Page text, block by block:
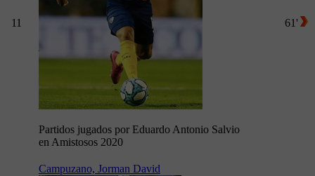
11
Partidos jugados por Eduardo Antonio Salvio
en Amistosos 2020
61'
Campuzano, Jorman David